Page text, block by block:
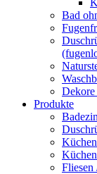
Bad
Produkte
Fliesen